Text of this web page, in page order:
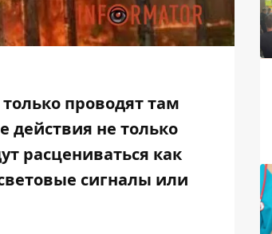
проводят там
действия не только
расцениваться как
сигналы или